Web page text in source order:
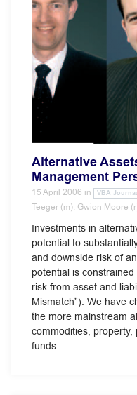
Alternative
Management
15 April 2006 in VBA
Teeger (m), Gwion Moore
Investments in
potential to
and downside risk of
potential is
risk from asset and
Mismatch”). We have
the more mainstream
commodities,
funds.